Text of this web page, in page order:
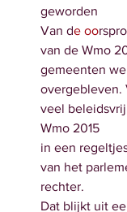
geworden
Van de oo
van de Wmo
gemeenten
overgebleven.
veel
Wmo 2015
in een
van het
rechter.
Dat blijkt uit